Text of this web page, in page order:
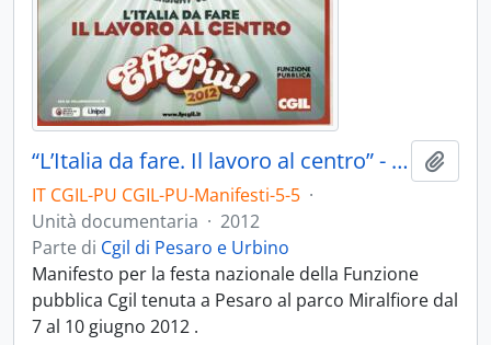
“L’Italia da fare. Il lavoro al centro” - 2012
IT CGIL-PU CGIL-PU-Manifesti-5-5 ·
Unità documentaria · 2012
Parte di Cgil di Pesaro e Urbino
Manifesto per la festa nazionale della Funzione
pubblica Cgil tenuta a Pesaro al parco Miralfiore dal
7 al 10 giugno 2012 .